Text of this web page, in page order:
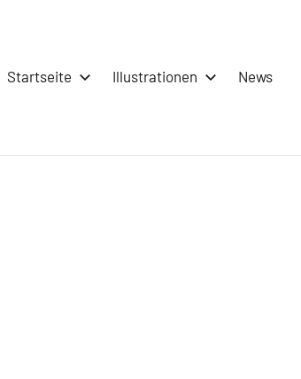
Startseite Illustrationen News